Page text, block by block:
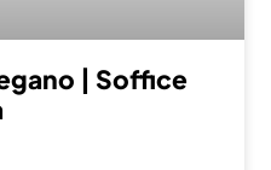
| Soffice